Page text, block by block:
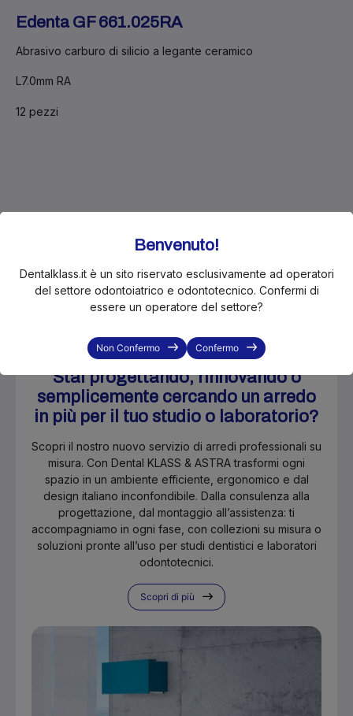
EdentaGF 661.025RA
Abrasivo carburo di silicio a legante ceramico
L7.0mm RA
12 pezzi
attivi e le spedizioni riprenderanno da lunedì 24
agosto.
Stai progettando, rinnovando o
semplicemente cercando un arredo
in più per il tuo studio o laboratorio?
Scopri il nostro nuovo servizio di arredi professionali su
misura. Con Dental KLASS & ASTRA trasformi ogni
spazio in un ambiente efficiente, ergonomico e dal
design italiano inconfondibile. Dalla consulenza alla
progettazione, dal montaggio all’assistenza: ti
accompagniamo in ogni fase, con collezioni su misura o
soluzioni pronte all’uso per studi dentistici e laboratori
odontotecnici.
Scopri di più
Benvenuto!
Dentalklass.it è un sito riservato esclusivamente ad operatori
del settore odontoiatrico e odontotecnico. Confermi di
essere un operatore del settore?
Non Confermo Confermo